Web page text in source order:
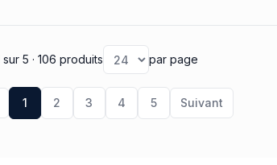
sur 5 · 106 produits par page
1 2 3 4 5 Suivant